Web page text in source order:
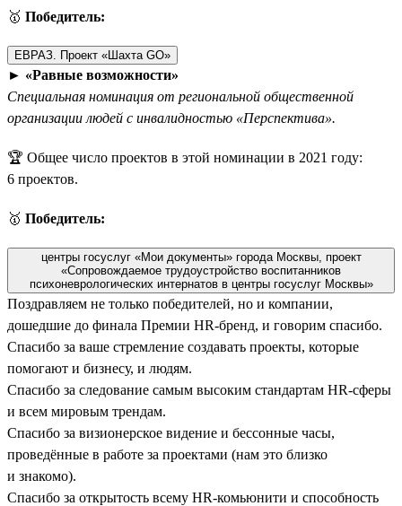
🥇 Победитель:
ЕВРАЗ. Проект «Шахта GO»
► «Равные возможности»
Специальная номинация от региональной общественной
организации людей с инвалидностью «Перспектива».
🏆 Общее число проектов в этой номинации в 2021 году:
6 проектов.
🥇 Победитель:
центры госуслуг «Мои документы» города Москвы, проект
«Сопровождаемое трудоустройство воспитанников
психоневрологических интернатов в центры госуслуг Москвы»
Поздравляем не только победителей, но и компании,
дошедшие до финала Премии HR-бренд, и говорим спасибо.
Спасибо за ваше стремление создавать проекты, которые
помогают и бизнесу, и людям.
Спасибо за следование самым высоким стандартам HR-сферы
и всем мировым трендам.
Спасибо за визионерское видение и бессонные часы,
проведённые в работе за проектами (нам это близко
и знакомо).
Спасибо за открытость всему HR-комьюнити и способность